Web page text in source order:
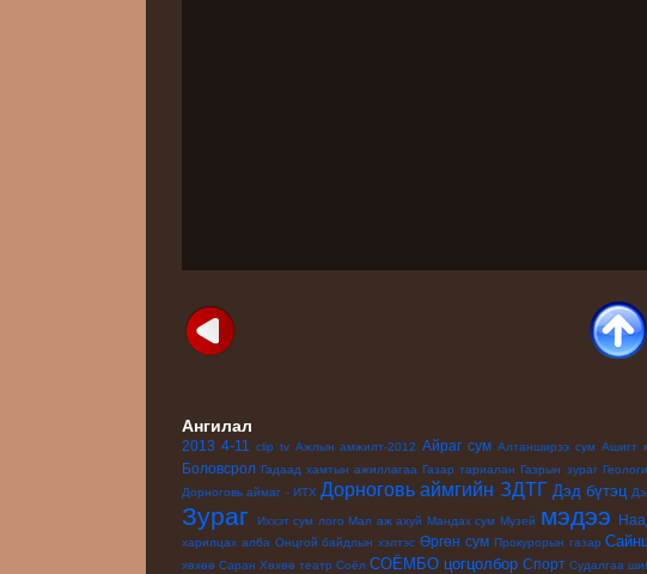
Ангилал
2013 4-11 clip tv Ажлын амжилт-2012 Айраг сум Алтанширээ сум Ашигт
Боловсрол Гадаад хамтын ажиллагаа Газар тариалан Газрын зураг
Дорноговь аймаг - ИТХ Дорноговь аймгийн ЗДТГ Дэд бүтэц
Зураг Иххэт сум лого Мал аж ахуй Мандах сум Музей мэдээ
харилцах алба Онцгой байдлын хэлтэс Өргөн сум Прокурорын газар
хөхөө Саран Хөхөө театр Соёл СОЁМБО цогцолбор Спорт Судалгаа